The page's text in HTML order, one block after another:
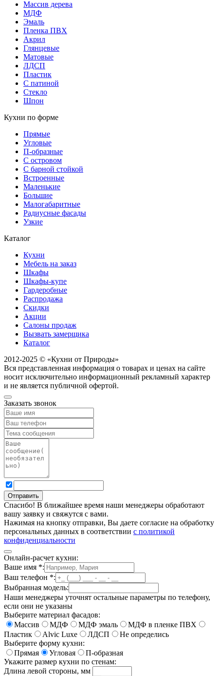
Массив дерева
МДФ
Эмаль
Пленка ПВХ
Акрил
Глянцевые
Матовые
ЛДСП
Пластик
С патиной
Стекло
Шпон
Кухни по форме
Прямые
Угловые
П-образные
С островом
С барной стойкой
Встроенные
Маленькие
Большие
Малогабаритные
Радиусные фасады
Узкие
Каталог
Кухни
Мебель на заказ
Шкафы
Шкафы-купе
Гардеробные
Распродажа
Скидки
Акции
Салоны продаж
Вызвать замерщика
Каталог
2012-2025 © «Кухни от Природы»
Вся представленная информация о товарах и ценах на сайте
носит исключительно информационный рекламный характер
и не является публичной офертой.
Заказать звонок
Спасибо! В ближайшее время наши менеджеры обработают
вашу заявку и свяжутся с вами.
Нажимая на кнопку отправки, Вы даете согласие на обработку
персональных данных в соответствии с политикой
конфиденциальности
Онлайн-расчет кухни:
Ваше имя *:
Ваш телефон *:
Выбранная модель:
Наши менеджеры уточнят остальные параметры по телефону,
если они не указаны
Выберите материал фасадов:
Массив
МДФ МДФ эмаль
МДФ в пленке ПВХ
Пластик
Alvic Luxe ЛДСП
Не определись
Выберите форму кухни:
Прямая
Угловая
П-образная
Укажите размер кухни по стенам:
Длина левой стороны, мм